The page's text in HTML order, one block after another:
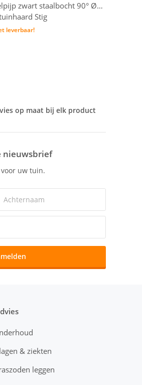
Kachelpijp zwart staalbocht 90° Ø154 mm
Stig
leverbaar!
op maat bij elk product
nieuwsbrief
uw tuin.
& ziekten
leggen